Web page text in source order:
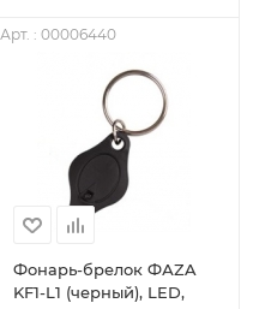
Арт. : 00006440
Фонарь-брелок ФАZA
KF1-L1 (черный), LED,